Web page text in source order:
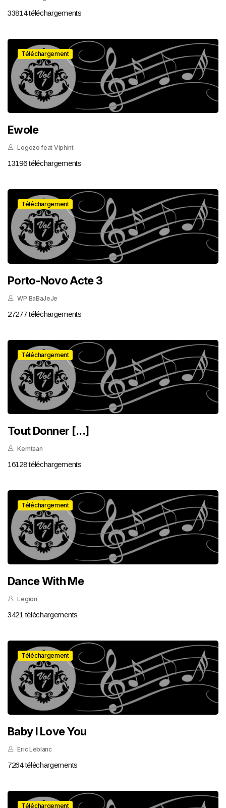
33814 téléchargements
Téléchargement
Ewole
Logozo feat Viphint
13196 téléchargements
Téléchargement
Porto-Novo Acte 3
WP BaBaJeJe
27277 téléchargements
Téléchargement
Tout Donner [...]
Kemtaan
16128 téléchargements
Téléchargement
Dance With Me
Legion
3421 téléchargements
Téléchargement
Baby I Love You
Eric Leblanc
7264 téléchargements
Téléchargement